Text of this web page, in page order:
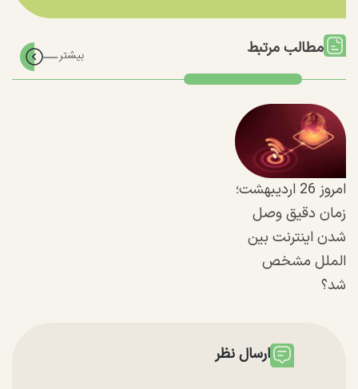
مطالب مرتبط
امروز 26 اردیبهشت؛
زمان دقیق وصل
شدن اینترنت بین
الملل مشخص
شد؟
ارسال نظر